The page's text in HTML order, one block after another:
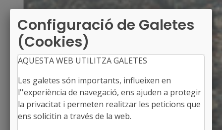
Configuració de Galetes
(Cookies)
AQUESTA WEB UTILITZA GALETES
Les galetes són importants, influeixen en
l''experiència de navegació, ens ajuden a protegir
la privacitat i permeten realitzar les peticions que
ens solicitin a través de la web.